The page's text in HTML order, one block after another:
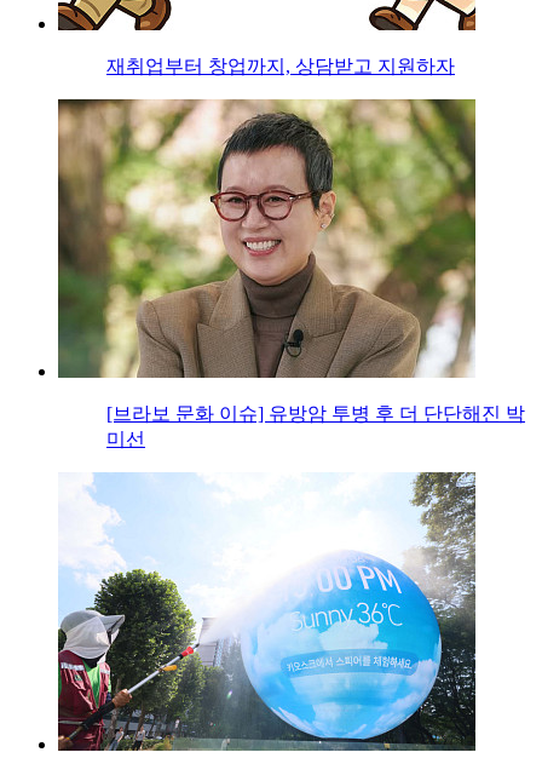
재취업부터 창업까지, 상담받고 지원하자
[브라보 문화 이슈] 유방암 투병 후 더 단단해진 박
미선